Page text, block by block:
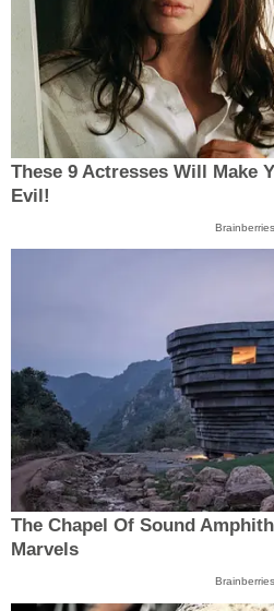
These 9 Actresses Will Make
Evil!
Brainberries
The Chapel Of Sound
Marvels
Brainberries